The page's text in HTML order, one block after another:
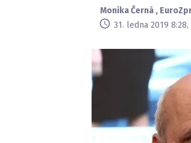
Monika Černá ,
31. ledna 2019